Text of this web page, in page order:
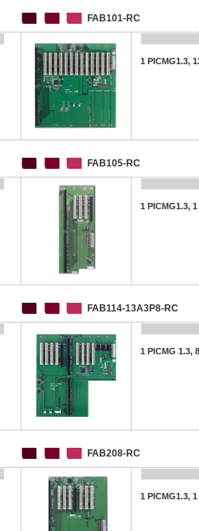
FAB101-RC
1 PICMG1.3,
FAB105-RC
1 PICMG1.3,
FAB114-13A3P8-RC
1 PICMG 1.3,
FAB208-RC
1 PICMG1.3,